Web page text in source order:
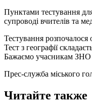
Пунктами тестування
супроводі вчителів та
Тестування
Тест з географії
Бажаємо учасникам ЗНО
Прес-служба міського
Читайте также